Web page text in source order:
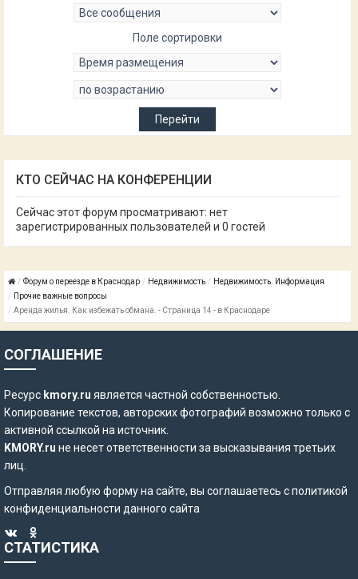
Поле сортировки
КТО СЕЙЧАС НА КОНФЕРЕНЦИИ
Сейчас этот форум просматривают: нет
зарегистрированных пользователей и 0 гостей
Форум о переезде в Краснодар Недвижимость
Недвижимость. Информация
Прочие важные вопросы
Аренда жилья. Как избежать обмана. - Страница 14 - в Краснодаре
СОГЛАШЕНИЕ
Ресурс kmory.ru является частной собственностью.
Копирование текстов, авторских фотографий возможно только с
активной ссылкой на источник.
KMORY.ru не несет ответственности за высказывания третьих
лиц.
Отправляя любую форму на сайте, вы соглашаетесь сполитикой
конфиденциальности данного сайта
СТАТИСТИКА